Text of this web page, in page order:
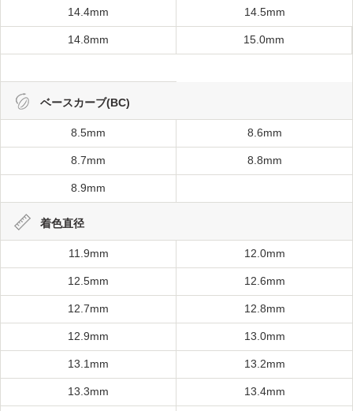
14.4mm 14.5mm
14.8mm 15.0mm
ベースカーブ(BC)
8.5mm 8.6mm
8.7mm 8.8mm
8.9mm
着色直径
11.9mm 12.0mm
12.5mm 12.6mm
12.7mm 12.8mm
12.9mm 13.0mm
13.1mm 13.2mm
13.3mm 13.4mm